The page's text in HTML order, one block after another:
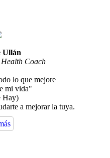
Ullán
Coach
lo que mejore
mi vida"
Hay)
a mejorar la tuya.